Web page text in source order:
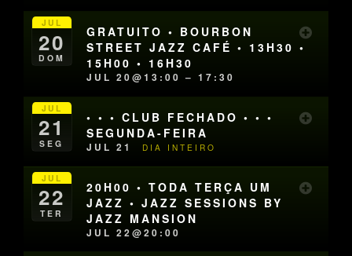
JUL
20
DOM
GRATUITO • BOURBON
STREET JAZZ CAFÉ • 13H30 •
15H00 • 16H30
JUL 20@13:00 – 17:30
JUL
21
SEG
• • • CLUB FECHADO • • •
SEGUNDA-FEIRA
JUL 21 DIA INTEIRO
JUL
22
TER
20H00 • TODA TERÇA UM
JAZZ • JAZZ SESSIONS BY
JAZZ MANSION
JUL 22@20:00